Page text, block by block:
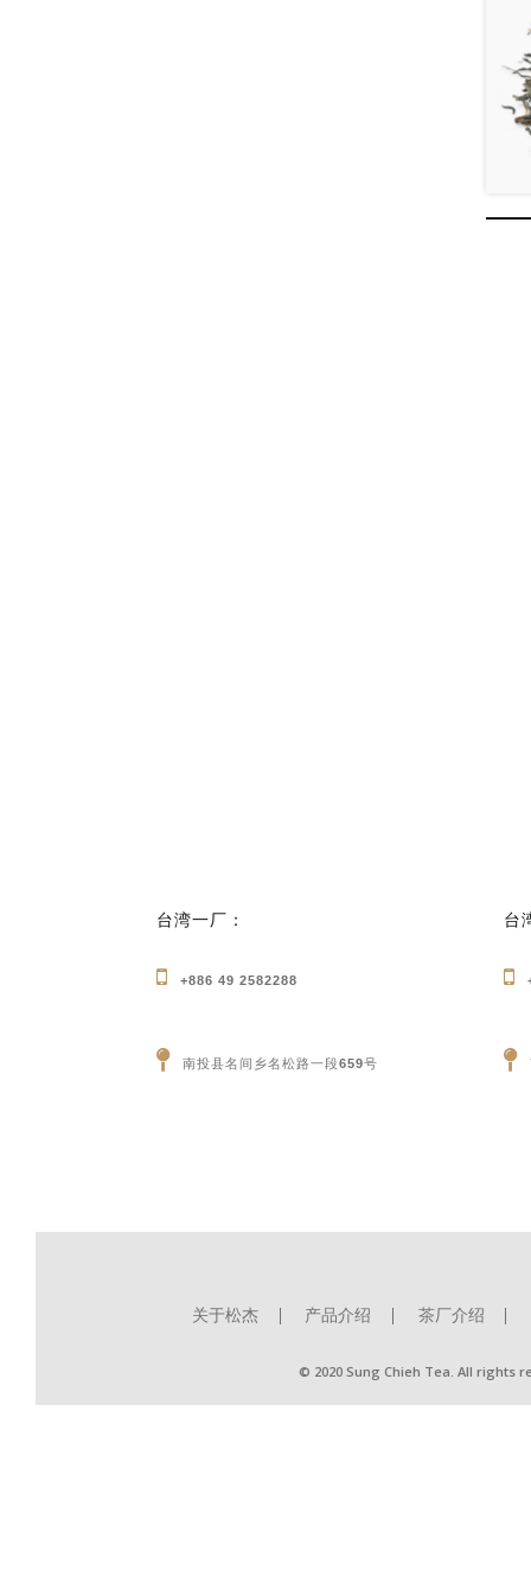
台湾一厂：
+886 49 2582288
南投县名间乡名松路一段659号
台
关于松杰 产品介绍 茶厂介绍
© 2020 Sung Chieh Tea. All rights